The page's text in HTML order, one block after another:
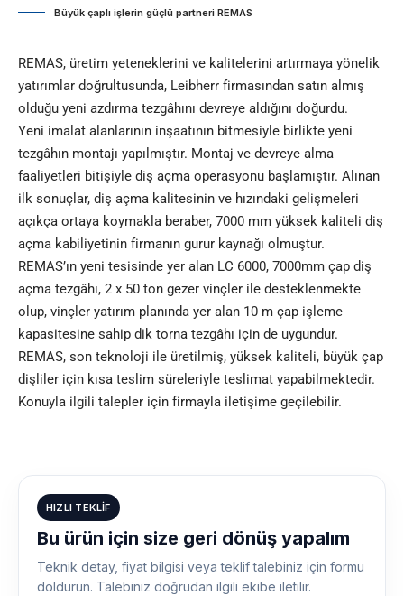
Büyük çaplı işlerin güçlü partneri REMAS
REMAS, üretim yeteneklerini ve kalitelerini artırmaya yönelik
yatırımlar doğrultusunda, Leibherr firmasından satın almış
olduğu yeni azdırma tezgâhını devreye aldığını doğurdu.
Yeni imalat alanlarının inşaatının bitmesiyle birlikte yeni
tezgâhın montajı yapılmıştır. Montaj ve devreye alma
faaliyetleri bitişiyle diş açma operasyonu başlamıştır. Alınan
ilk sonuçlar, diş açma kalitesinin ve hızındaki gelişmeleri
açıkça ortaya koymakla beraber, 7000 mm yüksek kaliteli diş
açma kabiliyetinin firmanın gurur kaynağı olmuştur.
REMAS’ın yeni tesisinde yer alan LC 6000, 7000mm çap diş
açma tezgâhı, 2 x 50 ton gezer vinçler ile desteklenmekte
olup, vinçler yatırım planında yer alan 10 m çap işleme
kapasitesine sahip dik torna tezgâhı için de uygundur.
REMAS, son teknoloji ile üretilmiş, yüksek kaliteli, büyük çap
dişliler için kısa teslim süreleriyle teslimat yapabilmektedir.
Konuyla ilgili talepler için firmayla iletişime geçilebilir.
HIZLI TEKLIF
Bu ürün için size geri dönüş yapalım
Teknik detay, fiyat bilgisi veya teklif talebiniz için formu
doldurun. Talebiniz doğrudan ilgili ekibe iletilir.